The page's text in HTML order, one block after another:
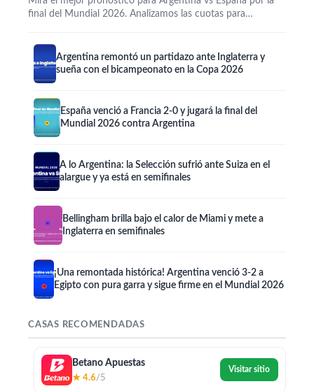
final del Mundial 2026. Analizamos las cuotas para…
Argentina remontó un partidazo ante Inglaterra y
sueña con el bicampeonato en la Copa 2026
España venció a Francia 2-0 y jugará la final del
Mundial 2026 contra Argentina
A lo Argentina: la Selección sufrió ante Suiza en el
alargue y ya está en semifinales
Bellingham brilla bajo el calor de Miami y mete a
Inglaterra en semifinales
¡Una remontada histórica! Argentina venció 3-2 a
Egipto con pura garra y sigue firme en el Mundial 2026
CASAS RECOMENDADAS
Betano Apuestas
★ 4.6/5
Visitar sitio